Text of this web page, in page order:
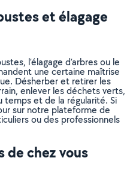
et élagage
l’élagage d’arbres ou le
une certaine maîtrise
Désherber et retirer les
enlever les déchets verts,
et de la régularité. Si
sur notre plateforme de
ou des professionnels
de chez vous